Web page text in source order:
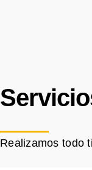
Realizamos todo